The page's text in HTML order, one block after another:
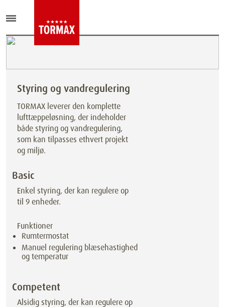
Styring og vandregulering
TORMAX leverer den komplette
lufttæppeløsning, der indeholder
både styring og vandregulering,
som kan tilpasses ethvert projekt
og miljø.
Basic
Enkel styring, der kan regulere op
til 9 enheder.
Funktioner
Rumtermostat
Manuel regulering blæsehastighed
og temperatur
Competent
Alsidig styring, der kan regulere op